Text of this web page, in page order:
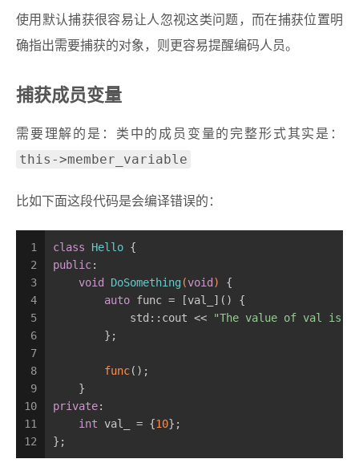
使用默认捕获很容易让人忽视这类问题，而在捕获位置明
确指出需要捕获的对象，则更容易提醒编码人员。
捕获成员变量
需要理解的是：类中的成员变量的完整形式其实是：
this->member_variable
比如下面这段代码是会编译错误的：
1
2
3
4
5
6
7
8
9
10
11
12
class Hello {
public:
void
DoSomething (void )
{
auto func = [val_]() {
            std::cout <<
"The value of val is "
        };
func();
    }
private:
int val_ = {10};
};